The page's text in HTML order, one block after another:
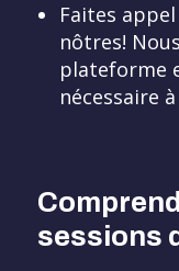
Faites
nôtres!
plateforme
nécessaire
sessions